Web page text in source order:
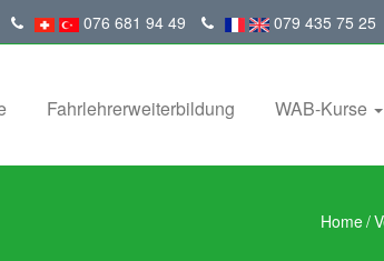
076 681 94 49 079 435 75 25
Fahrlehrerweiterbildung WAB-Kurse
Home/